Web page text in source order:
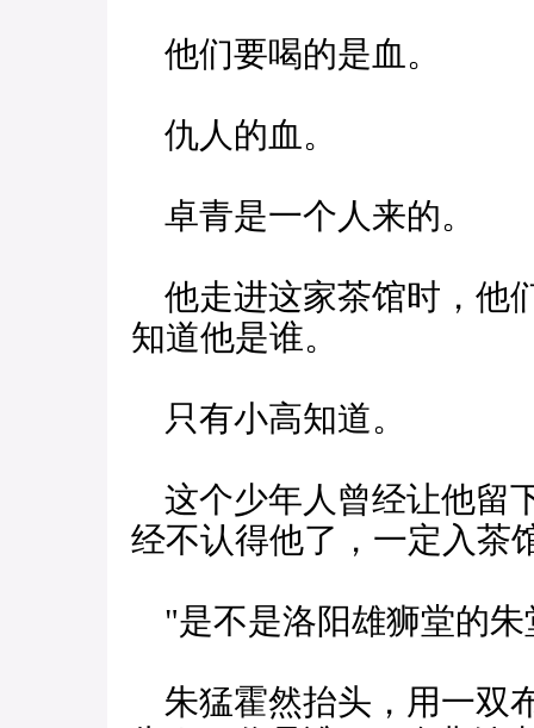
他们要喝的是血。
仇人的血。
卓青是一个人来的。
他走进这家茶馆时，他
知道他是谁。
只有小高知道。
这个少年人曾经让他留
经不认得他了，一定入茶
"是不是洛阳雄狮堂的朱
朱猛霍然抬头，用一双